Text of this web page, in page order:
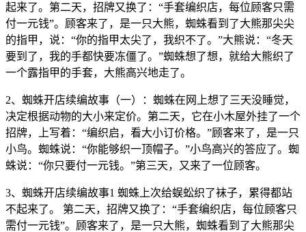
起来了。第二天，招牌又换了：“手套编织店，每位顾客只需
付一元钱”。顾客来了，是一只大熊，蜘蛛看到了大熊那尖尖
的指甲，说：“你的指甲太尖了，我织不了。”大熊说：“冬天
要到了，我的手都快要冻僵了。”蜘蛛想了想，就给大熊织了
一个露指甲的手套，大熊高兴地走了。
2、蜘蛛开店续编故事（一）：蜘蛛在网上想了三天没睡觉，
决定根据动物的大小来定价。第二天，它在小木屋外挂了一个
招牌，上写着：“编织启，看大小订价格。”顾客来了，是一只
小鸟。蜘蛛说：“你能够织一顶帽子。”小鸟高兴的答应了。蜘
蛛说：“你只要付一元钱。”第三天，又来了一位顾客。
3、蜘蛛开店续编故事1 蜘蛛上次给蜈蚣织了袜子，累得都站
不起来了。 第二天，招牌又换了：“手套编织店，每位顾客只
需付一元钱”。顾客来了，是一只大熊，蜘蛛看到了大熊那尖